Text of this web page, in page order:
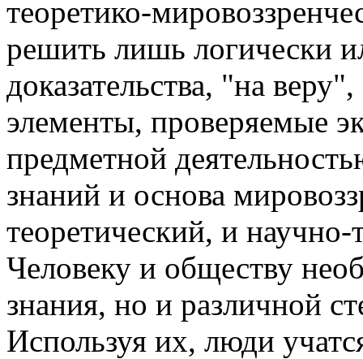
теоретико-
решить лишь логически
доказательства, "на
элементы, проверяемые
предметной
знаний и основа
теоретический, и
Человеку и обществу
знания, но и различной
Используя их, люди